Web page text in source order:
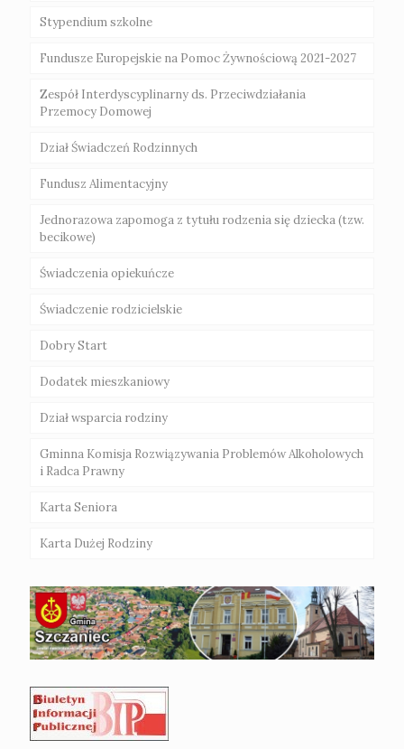
Świebodzin
Świadczenia niepieniężne
Świadczenia pieniężne
Stypendium szkolne
Fundusze Europejskie na Pomoc Żywnościową 2021-2027
Zespół Interdyscyplinarny ds. Przeciwdziałania
Przemocy Domowej
Dział Świadczeń Rodzinnych
Fundusz Alimentacyjny
Jednorazowa zapomoga z tytułu rodzenia się dziecka (tzw.
becikowe)
Świadczenia opiekuńcze
Świadczenie rodzicielskie
Dobry Start
Dodatek mieszkaniowy
Dział wsparcia rodziny
Gminna Komisja Rozwiązywania Problemów Alkoholowych
i Radca Prawny
Karta Seniora
Karta Dużej Rodziny